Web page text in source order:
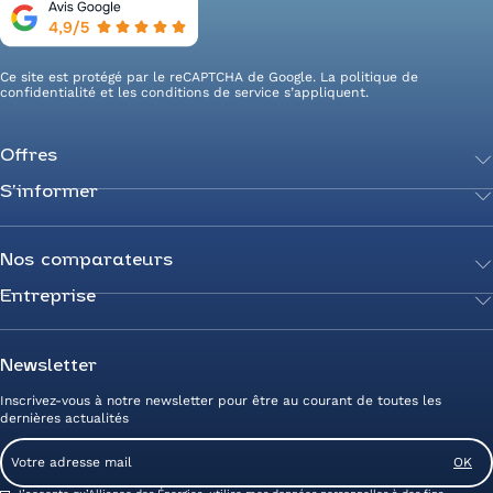
Ce site est protégé par le reCAPTCHA de Google. La politique de
confidentialité et les conditions de service s’appliquent.
Offres
Achetez votre énergie
Transition énergétique
Secteurs d’expertise
Optimisez vos taxes et compteurs
Mix énergie
Efficacité énergétique
Photovoltaïque
Energy Management
Entreprise zéro carbone
S’informer
Actualités
Guides de l’énergie
Livres blancs
Nos comparateurs
Comparateur Électricité
Comparateur Gaz
Prix du Gaz
Entreprise
Nous rejoindre
Devenez Partenaire
Avis clients Alliance des Energies
Contactez-nous
Service client
Newsletter
Inscrivez-vous à notre newsletter pour être au courant de toutes les
dernières actualités
Email